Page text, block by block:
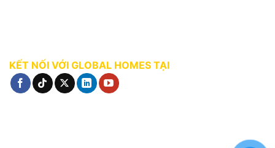
KẾT NỐI VỚI GLOBAL HOMES TẠI